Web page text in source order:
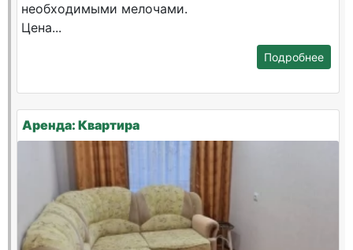
необходимыми мелочами.
Цена...
Подробнее
Аренда: Квартира